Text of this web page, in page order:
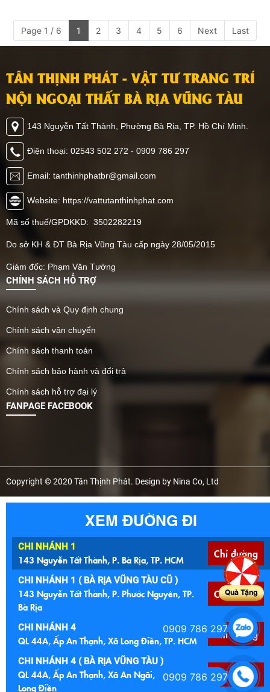
Page 1 / 6 1 2 3 4 5 6 Next Last
TÂN THỊNH PHÁT - VẬT TƯ TRANG TRÍ
NỘI NGOẠI THẤT BÀ RỊA VŨNG TÀU
143 Nguyễn Tất Thành, Phường Bà Rịa, TP. Hồ Chí Minh.
Điện thoại: 02543 502 272 - 0909 786 297
Email: tanthinhphatbr@gmail.com
Website: https://vattutanthinhphat.com
Mã số thuế/GPDKKD: 3502282219
Do sở KH & ĐT Bà Rịa Vũng Tàu cấp ngày 28/05/2015
Giám đốc: Phạm Văn Tường
CHÍNH SÁCH HỖ TRỢ
Chính sách và Quy định chung
Chính sách vận chuyển
Chính sách thanh toán
Chính sách bảo hành và đổi trả
Chính sách hỗ trợ đại lý
FANPAGE FACEBOOK
Copyright © 2020 Tân Thịnh Phát. Design by Nina Co, Ltd
XEM ĐƯỜNG ĐI
CHI NHÁNH 1
143 Nguyễn Tất Thành, P. Bà Rịa, TP. HCM Chỉ đường
CHI NHÁNH 1 ( BÀ RỊA VŨNG TÀU CŨ )
143 Nguyễn Tất Thành, P. Phước Nguyên, TP.
Bà Rịa
Chỉ đường
CHI NHÁNH 4
QL 44A, Ấp An Thạnh, Xã Long Điền, TP. HCM Chỉ đường
CHI NHÁNH 4 ( BÀ RỊA VŨNG TÀU )
QL 44A, Ấp An Thạnh, Xã An Ngãi, Huyện
Long Điền
Chỉ đường
Quà Tặng
0909 786 297
0909 786 297